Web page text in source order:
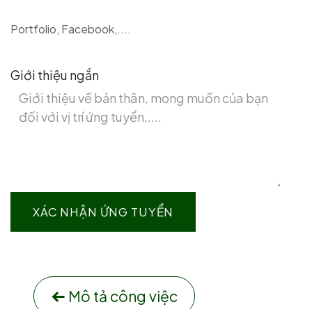
Portfolio, Facebook,....
Giới thiệu ngắn
XÁC NHẬN ỨNG TUYỂN
Mô tả công việc